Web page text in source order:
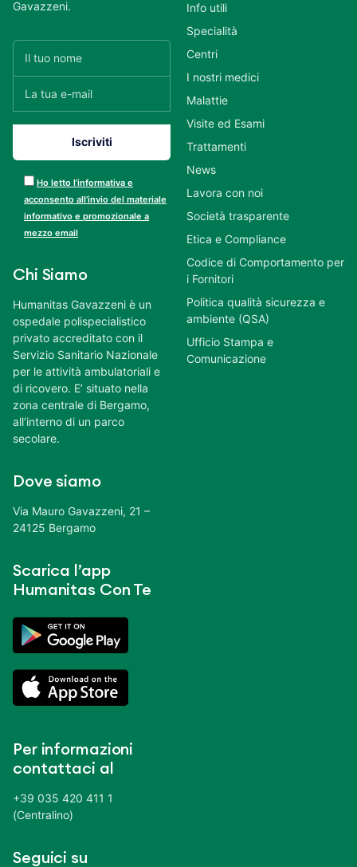
Gavazzeni.
Ho letto l’informativa e
acconsento all’invio del materiale
informativo e promozionale a
mezzo email
Chi Siamo
Humanitas Gavazzeni è un
ospedale polispecialistico
privato accreditato con il
Servizio Sanitario Nazionale
per le attività ambulatoriali e
di ricovero. E’ situato nella
zona centrale di Bergamo,
all’interno di un parco
secolare.
Dove siamo
Via Mauro Gavazzeni, 21 –
24125 Bergamo
Scarica l’app
Humanitas Con Te
Per informazioni
contattaci al
+39 035 420 411 1
(Centralino)
Seguici su
Info utili
Specialità
Centri
I nostri medici
Malattie
Visite ed Esami
Trattamenti
News
Lavora con noi
Società trasparente
Etica e Compliance
Codice di Comportamento per
i Fornitori
Politica qualità sicurezza e
ambiente (QSA)
Ufficio Stampa e
Comunicazione